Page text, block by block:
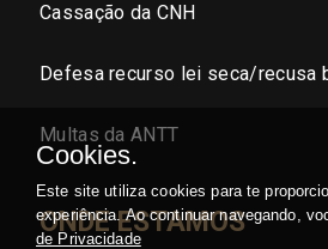
Cassação da CNH
Defesa recurso lei seca/recusa
Multas da ANTT
ONDE ESTAMOS
Cookies.
Este site utiliza cookies para te
experiência. Ao continuar navegando,
de Privacidade